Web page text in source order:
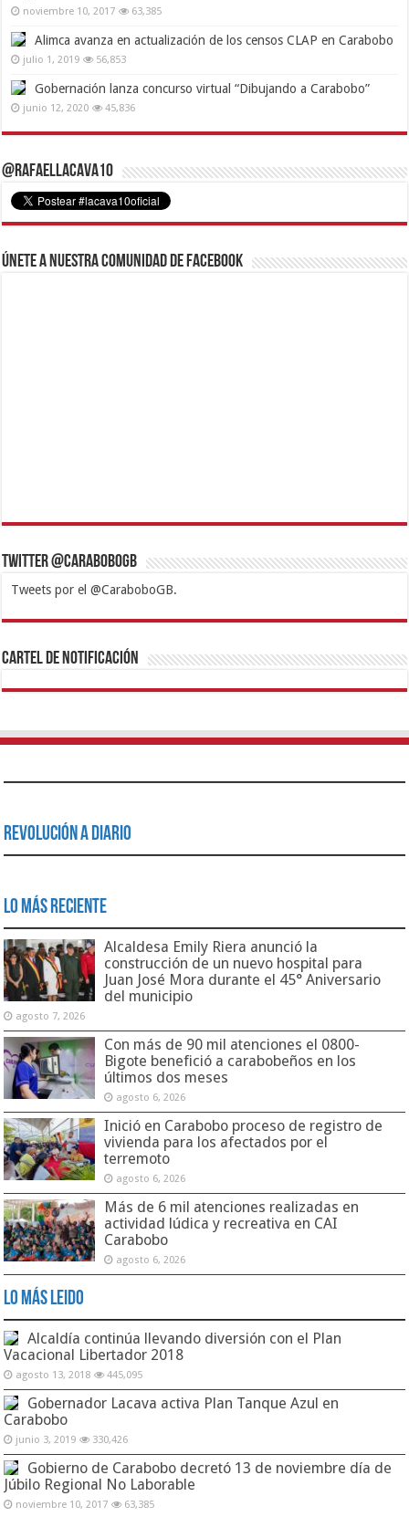
noviembre 10, 2017 63,385
Alimca avanza en actualización de los censos CLAP en Carabobo
julio 1, 2019 56,853
Gobernación lanza concurso virtual “Dibujando a Carabobo”
junio 12, 2020 45,836
@RafaelLacava10
Únete a nuestra comunidad de Facebook
Twitter @CaraboboGB
Tweets por el @CaraboboGB.
1xbetBetturkeyBetistKralbetSupertotobetTipobetMatadorbetMariobet
https://mvbcasino.com/
Cartel de Notificación
Revolución a Diario
Lo Más Reciente
Alcaldesa Emily Riera anunció la
construcción de un nuevo hospital para
Juan José Mora durante el 45° Aniversario
del municipio
agosto 7, 2026
Con más de 90 mil atenciones el 0800-
Bigote benefició a carabobeños en los
últimos dos meses
agosto 6, 2026
Inició en Carabobo proceso de registro de
vivienda para los afectados por el
terremoto
agosto 6, 2026
Más de 6 mil atenciones realizadas en
actividad lúdica y recreativa en CAI
Carabobo
agosto 6, 2026
Lo Más Leido
Alcaldía continúa llevando diversión con el Plan
Vacacional Libertador 2018
agosto 13, 2018 445,095
Gobernador Lacava activa Plan Tanque Azul en
Carabobo
junio 3, 2019 330,426
Gobierno de Carabobo decretó 13 de noviembre día de
Júbilo Regional No Laborable
noviembre 10, 2017 63,385